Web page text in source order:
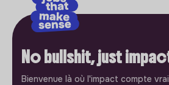
No bullshit, just
Bienvenue là où l'impact compte